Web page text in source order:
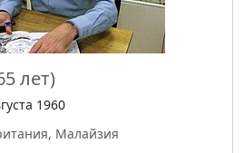
лет)
1960
Малайзия